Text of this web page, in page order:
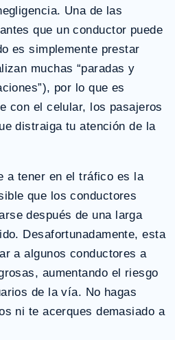
Una de las
que un conductor puede
es simplemente prestar
muchas “paradas y
por lo que es
con el celular, los pasajeros
distraiga tu atención de la
a tener en el tráfico es la
que los conductores
después de una larga
Desafortunadamente, esta
a algunos conductores a
aumentando el riesgo
de la vía. No hagas
ni te acerques demasiado a